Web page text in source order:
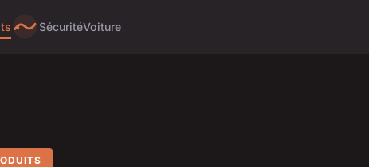
SécuritéVoiture